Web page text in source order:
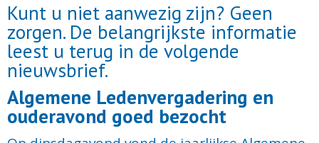
Kunt u niet aanwezig zijn? Geen
zorgen. De belangrijkste informatie
leest u terug in de volgende
nieuwsbrief.
Algemene Ledenvergadering en
ouderavond goed bezocht